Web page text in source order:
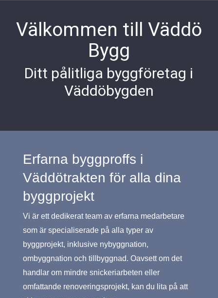
Välkommen till Väddö
Bygg
Ditt pålitliga byggföretag i
Väddöbygden
Erfarna byggproffs i
Väddötrakten för alla dina
byggprojekt
Vi är ett dedikerat team av erfarna medarbetare
som är specialiserade på alla typer av
byggprojekt, inklusive nybyggnation,
ombyggnation och tillbyggnad. Oavsett om det
handlar om mindre snickeriarbeten eller
omfattande renoveringsprojekt, kan du lita på att